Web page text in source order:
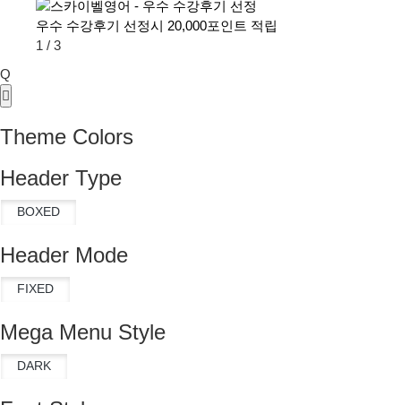
우수 수강후기 선정시 20,000포인트 적립
1 / 3
Q
Theme Colors
Header Type
Header Mode
Mega Menu Style